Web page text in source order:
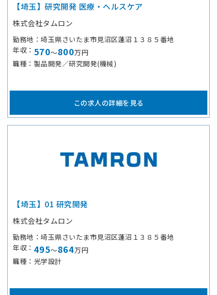
【埼玉】研究開発 医療・ヘルスケア
株式会社タムロン
勤務地
埼玉県さいたま市見沼区蓮沼１３８５番地
年収
570～800万円
職種
製品開発／研究開発(機械)
この求人の詳細を見る
【埼玉】01 研究開発
株式会社タムロン
勤務地
埼玉県さいたま市見沼区蓮沼１３８５番地
年収
495～864万円
職種
光学設計